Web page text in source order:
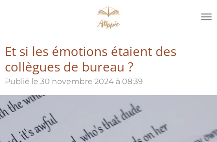
principal
Et si les émotions étaient des
collègues de bureau ?
Publié le 30 novembre 2024 à 08:39